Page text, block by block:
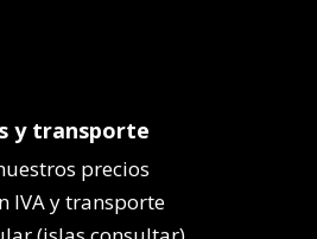
y transporte
precios
IVA y transporte